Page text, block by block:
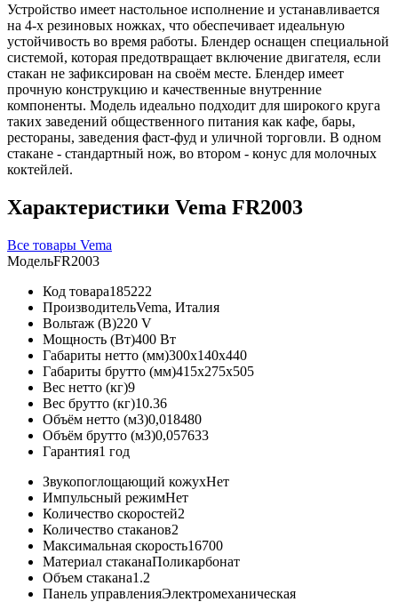
Устройство имеет настольное исполнение и устанавливается
на 4-х резиновых ножках, что обеспечивает идеальную
устойчивость во время работы. Блендер оснащен специальной
системой, которая предотвращает включение двигателя, если
стакан не зафиксирован на своём месте. Блендер имеет
прочную конструкцию и качественные внутренние
компоненты. Модель идеально подходит для широкого круга
таких заведений общественного питания как кафе, бары,
рестораны, заведения фаст-фуд и уличной торговли. В одном
стакане - стандартный нож, во втором - конус для молочных
коктейлей.
Характеристики Vema FR2003
Все товары Vema
МодельFR2003
Код товара185222
ПроизводительVema, Италия
Вольтаж (В)220 V
Мощность (Вт)400 Вт
Габариты нетто (мм)300x140x440
Габариты брутто (мм)415x275x505
Вес нетто (кг)9
Вес брутто (кг)10.36
Объём нетто (м3)0,018480
Объём брутто (м3)0,057633
Гарантия1 год
Звукопоглощающий кожухНет
Импульсный режимНет
Количество скоростей2
Количество стаканов2
Максимальная скорость16700
Материал стаканаПоликарбонат
Объем стакана1.2
Панель управленияЭлектромеханическая